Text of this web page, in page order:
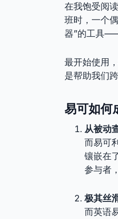
在我饱受阅
班时，一个
器”的工具
最开始使用
是帮助我们
易可如何
从被动
而易可
镶嵌在
参与者
极其丝
而英语